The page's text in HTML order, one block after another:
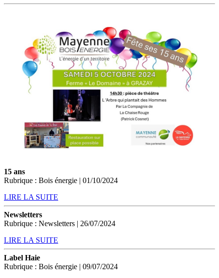
15 ans
Rubrique : Bois énergie | 01/10/2024
LIRE LA SUITE
Newsletters
Rubrique : Newsletters | 26/07/2024
LIRE LA SUITE
Label Haie
Rubrique : Bois énergie | 09/07/2024